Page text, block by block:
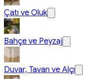
Çatı ve Oluk
Bahçe ve Peyzaj
Duvar, Tavan ve Alçı